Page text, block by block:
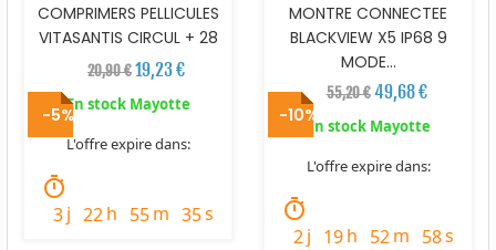
COMPRIMERS PELLICULES
VITASANTIS CIRCUL + 28
20,90 €19,23 €
En stock Mayotte
L'offre expire dans:
timer
3j 22h 55m 34s
MONTRE CONNECTEE
BLACKVIEW X5 IP68 9
MODE...
55,20 € 49,68 €
En stock Mayotte
L'offre expire dans:
timer
2j 19h 52m 57s
-5% -10%